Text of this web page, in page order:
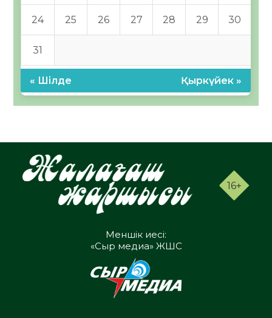
24 25 26 27 28 29 30
31
« Шілде Қыркүйек »
16+
Меншік иесі:
«Сыр медиа» ЖШС